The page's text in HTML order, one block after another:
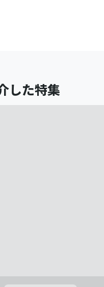
した特集